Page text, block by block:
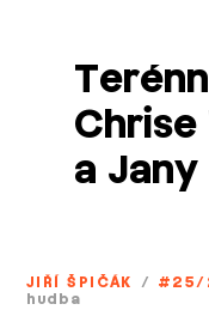
a
JIŘÍ ŠPIČÁK / #25/
hudba